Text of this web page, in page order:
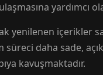
yardımcı
yenilenen içerikler
daha sade, açık
kavuşmaktadır.